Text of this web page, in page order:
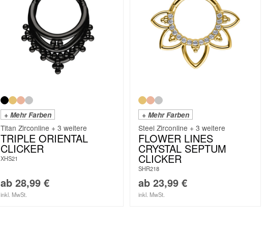
+ Mehr Farben
Titan Zirconline + 3 weitere
TRIPLE ORIENTAL
CLICKER
XHS21
ab 28,99 €
inkl. MwSt.
+ Mehr Farben
Steel Zirconline + 3 weitere
FLOWER LINES
CRYSTAL SEPTUM
CLICKER
SHR218
ab 23,99 €
inkl. MwSt.